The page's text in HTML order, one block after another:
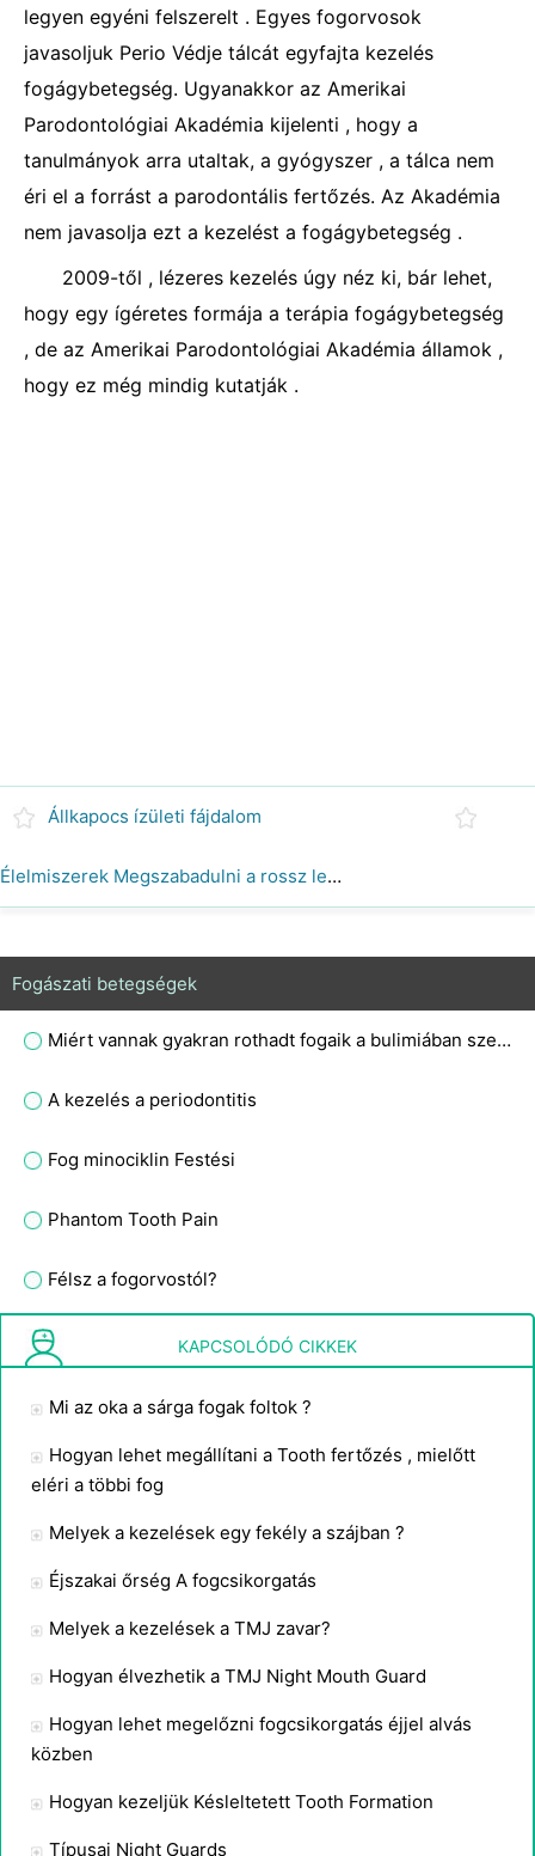
legyen egyéni felszerelt . Egyes fogorvosok
javasoljuk Perio Védje tálcát egyfajta kezelés
fogágybetegség. Ugyanakkor az Amerikai
Parodontológiai Akadémia kijelenti , hogy a
tanulmányok arra utaltak, a gyógyszer , a tálca nem
éri el a forrást a parodontális fertőzés. Az Akadémia
nem javasolja ezt a kezelést a fogágybetegség .
2009-től , lézeres kezelés úgy néz ki, bár lehet,
hogy egy ígéretes formája a terápia fogágybetegség
, de az Amerikai Parodontológiai Akadémia államok ,
hogy ez még mindig kutatják .
Állkapocs ízületi fájdalom
Élelmiszerek Megszabadulni a rossz lehelet
Fogászati betegségek
Miért vannak gyakran rothadt fogaik a bulimiában szenvedőknek?
A kezelés a periodontitis
Fog minociklin Festési
Phantom Tooth Pain
Félsz a fogorvostól?
Malocclusion PainKAPCSOLÓDÓ CIKKEK
Mi az oka a sárga fogak foltok ?
Hogyan lehet megállítani a Tooth fertőzés , mielőtt
eléri a többi fog
Melyek a kezelések egy fekély a szájban ?
Éjszakai őrség A fogcsikorgatás
Melyek a kezelések a TMJ zavar?
Hogyan élvezhetik a TMJ Night Mouth Guard
Hogyan lehet megelőzni fogcsikorgatás éjjel alvás
közben
Hogyan kezeljük Késleltetett Tooth Formation
Típusai Night Guards